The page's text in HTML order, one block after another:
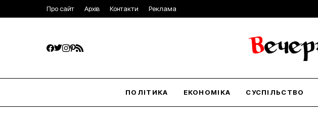
Про сайт Архів Контакти Реклама
ПОЛІТИКА ЕКОНОМІКА СУСПІЛЬСТВО